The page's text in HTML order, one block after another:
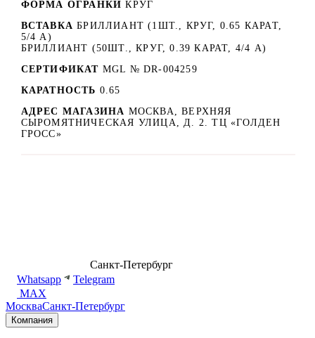
ФОРМА ОГРАНКИ КРУГ
ВСТАВКА БРИЛЛИАНТ (1ШТ., КРУГ, 0.65 КАРАТ,
5/4 А)
БРИЛЛИАНТ (50ШТ., КРУГ, 0.39 КАРАТ, 4/4 А)
СЕРТИФИКАТ MGL № DR-004259
КАРАТНОСТЬ 0.65
АДРЕС МАГАЗИНА МОСКВА, ВЕРХНЯЯ
СЫРОМЯТНИЧЕСКАЯ УЛИЦА, Д. 2. ТЦ «ГОЛДЕН
ГРОСС»
Санкт-Петербург
Whatsapp
Telegram
MAX
МоскваСанкт-Петербург
Компания